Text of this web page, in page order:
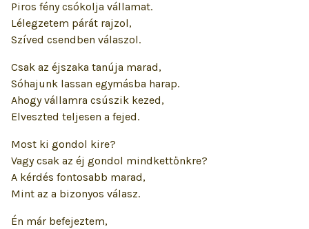
Piros fény csókolja vállamat.
Lélegzetem párát rajzol,
Szíved csendben válaszol.
Csak az éjszaka tanúja marad,
Sóhajunk lassan egymásba harap.
Ahogy vállamra csúszik kezed,
Elveszted teljesen a fejed.
Most ki gondol kire?
Vagy csak az éj gondol mindkettőnkre?
A kérdés fontosabb marad,
Mint az a bizonyos válasz.
Én már befejeztem,